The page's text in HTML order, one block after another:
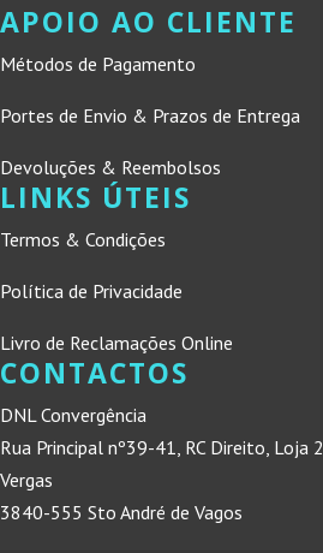
APOIO AO CLIENTE
Métodos de Pagamento
Portes de Envio & Prazos de Entrega
Devoluções & Reembolsos
LINKS ÚTEIS
Termos & Condições
Política de Privacidade
Livro de Reclamações Online
CONTACTOS
DNL Convergência
Rua Principal nº39-41, RC Direito, Loja 2
Vergas
3840-555 Sto André de Vagos